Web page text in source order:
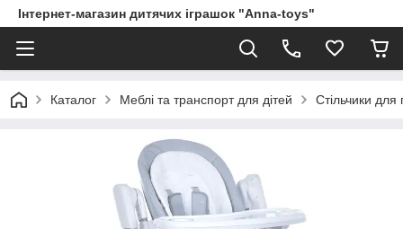
Інтернет-магазин дитячих іграшок "Anna-toys"
Каталог Меблі та транспорт для дітей Стільчики для